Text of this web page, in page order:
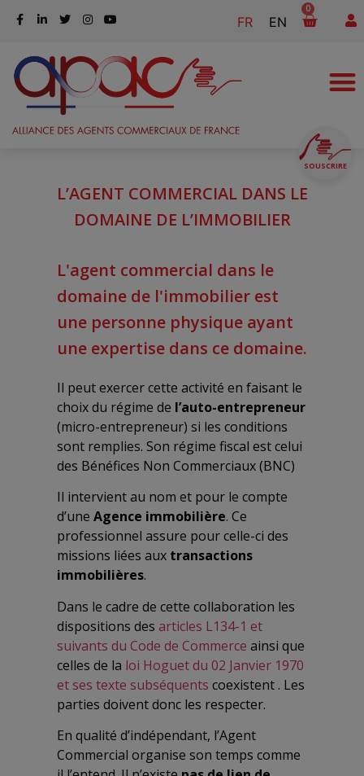
FR EN
0
SOUSCRIRE
L’AGENT COMMERCIAL DANS LE
DOMAINE DE L’IMMOBILIER
L'agent commercial dans le
domaine de l'immobilier est
une personne physique ayant
une expertise dans ce domaine.
Il peut exercer cette activité en faisant le
choix du régime de l’auto-entrepreneur
(micro-entrepreneur) si les conditions
sont remplies. Son régime fiscal est celui
des Bénéfices Non Commerciaux (BNC)
Il intervient au nom et pour le compte
d’une Agence immobilière. Ce
professionnel assure pour celle-ci des
missions liées aux transactions
immobilières.
Dans le cadre de cette collaboration les
dispositions des articles L134-1 et
suivants du Code de Commerce ainsi que
celles de la loi Hoguet du 02 Janvier 1970
et ses texte subséquents coexistent . Les
parties doivent donc les respecter.
En qualité d’indépendant, l’Agent
Commercial organise son temps comme